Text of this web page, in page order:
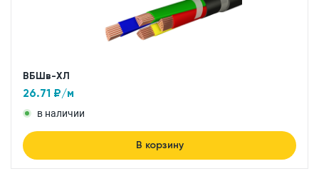
ВБШв-ХЛ
26.71 ₽/м
в наличии
В корзину